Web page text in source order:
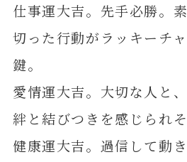
仕事運大吉。先手必勝。
切った行動がラッキーチ
鍵。
愛情運大吉。大切な人と
絆と結びつきを感じられそ
健康運大吉。過信して動